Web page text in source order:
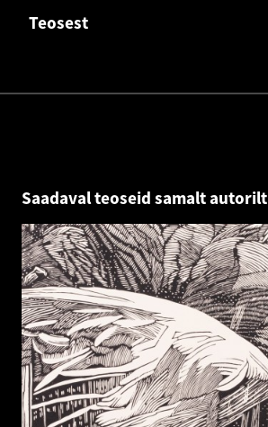
Teosest
Saadaval teoseid samalt autorilt